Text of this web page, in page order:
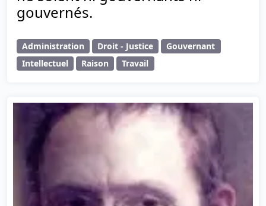
gouvernés.
Administration Droit - Justice
Gouvernant
Intellectuel
Raison Travail